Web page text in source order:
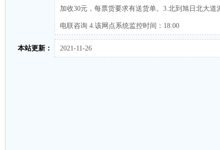
加收30元，每票货要求有送货单。3.北到旭日北大
电联咨询 4.该网点系统监控时间：18:00
本站更新： 2021-11-26